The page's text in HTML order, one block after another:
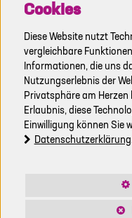
Cookies
Diese Website nutzt
vergleichbare
Informationen, die uns
Nutzungserlebnis der
Privatsphäre am Herzen
Erlaubnis, diese
Einwilligung können Sie
Datenschutzerklärung
+43 676 832 26 777
office@buerowand.at
www.buerowand.at